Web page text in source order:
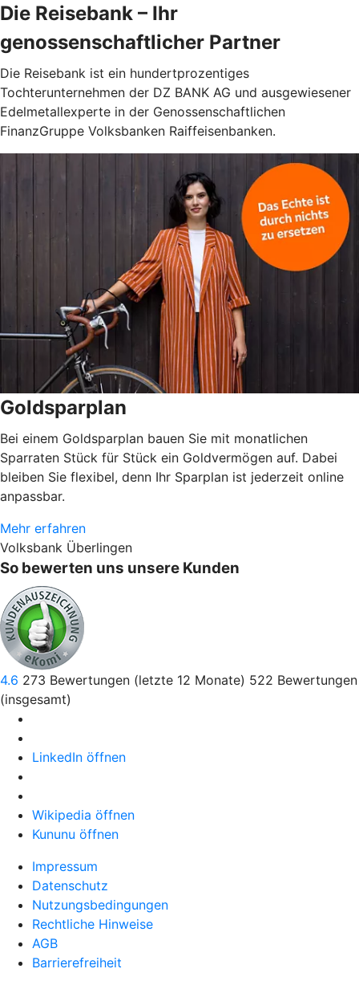
Die Reisebank – Ihr
genossenschaftlicher Partner
Die Reisebank ist ein hundertprozentiges
Tochterunternehmen der DZ BANK AG und ausgewiesener
Edelmetallexperte in der Genossenschaftlichen
FinanzGruppe Volksbanken Raiffeisenbanken.
Goldsparplan
Bei einem Goldsparplan bauen Sie mit monatlichen
Sparraten Stück für Stück ein Goldvermögen auf. Dabei
bleiben Sie flexibel, denn Ihr Sparplan ist jederzeit online
anpassbar.
Mehr erfahren
Volksbank Überlingen
So bewerten uns unsere Kunden
4.6 273 Bewertungen (letzte 12 Monate) 522 Bewertungen
(insgesamt)
LinkedIn öffnen
Wikipedia öffnen
Kununu öffnen
Impressum
Datenschutz
Nutzungsbedingungen
Rechtliche Hinweise
AGB
Barrierefreiheit